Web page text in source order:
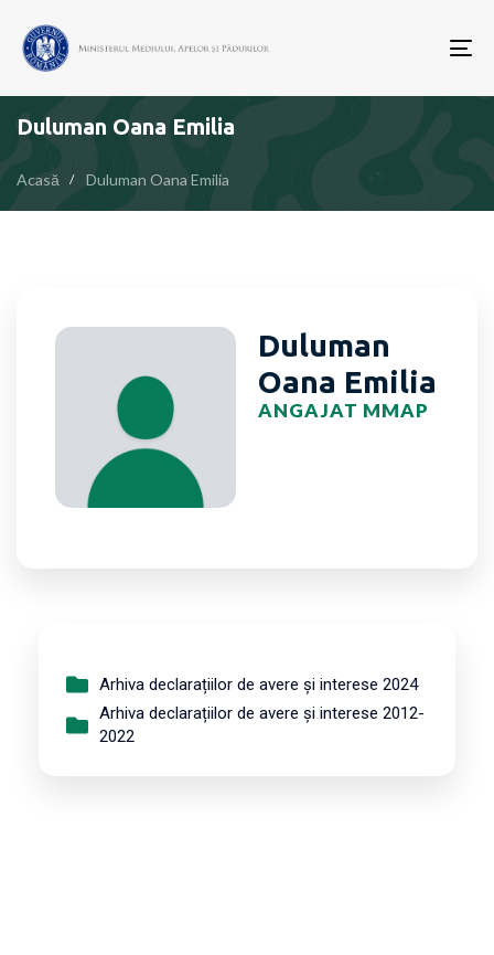
Duluman Oana Emilia
Acasă Duluman Oana Emilia
Duluman
Oana Emilia
ANGAJAT MMAP
Arhiva declarațiilor de avere și interese 2024
Arhiva declarațiilor de avere și interese 2012-
2022